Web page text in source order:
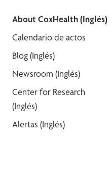
About CoxHealth (Inglés)
Calendario de actos
Blog (Inglés)
Newsroom (Inglés)
Center for Research
(Inglés)
Alertas (Inglés)